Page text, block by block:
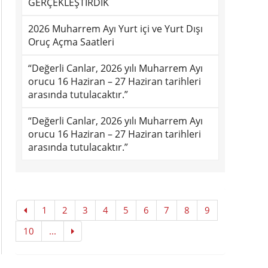
2026 Muharrem Ayı Yurt içi ve Yurt Dışı
Oruç Açma Saatleri
“Değerli Canlar, 2026 yılı Muharrem Ayı
orucu 16 Haziran – 27 Haziran tarihleri
arasında tutulacaktır.”
“Değerli Canlar, 2026 yılı Muharrem Ayı
orucu 16 Haziran – 27 Haziran tarihleri
arasında tutulacaktır.”
1 2 3 4 5 6 7 8
9
10
...